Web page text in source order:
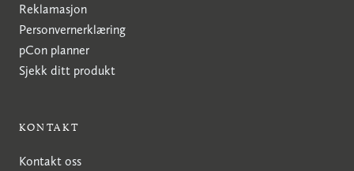
Reklamasjon
Personvernerklæring
pCon planner
Sjekk ditt produkt
KONTAKT
Kontakt oss